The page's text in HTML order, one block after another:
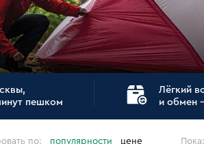
пешком
Лёгкий
и обмен
по: популярности цене